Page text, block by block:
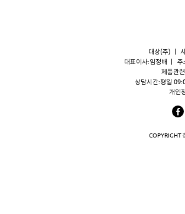
대상(주)
대표이사:임정배
주
제품관
상담시간:평일
개인
COPYRIGHT